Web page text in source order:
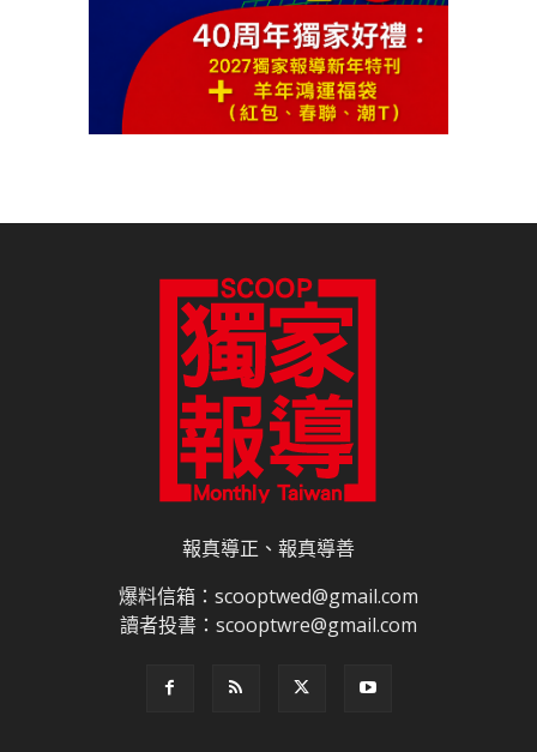
報真導正、報真導善
爆料信箱：scooptwed@gmail.com
讀者投書：scooptwre@gmail.com